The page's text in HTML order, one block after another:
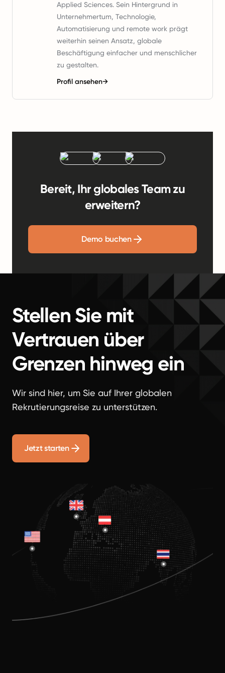
Applied Sciences. Sein Hintergrund in
Unternehmertum, Technologie,
Automatisierung und remote work prägt
weiterhin seinen Ansatz, globale
Beschäftigung einfacher und menschlicher
zu gestalten.
Profil ansehen→
Bereit, Ihr globales Team zu
erweitern?
Demo buchen
Stellen Sie mit
Vertrauen über
Grenzen hinweg ein
Wir sind hier, um Sie auf Ihrer globalen
Rekrutierungsreise zu unterstützen.
Jetzt starten